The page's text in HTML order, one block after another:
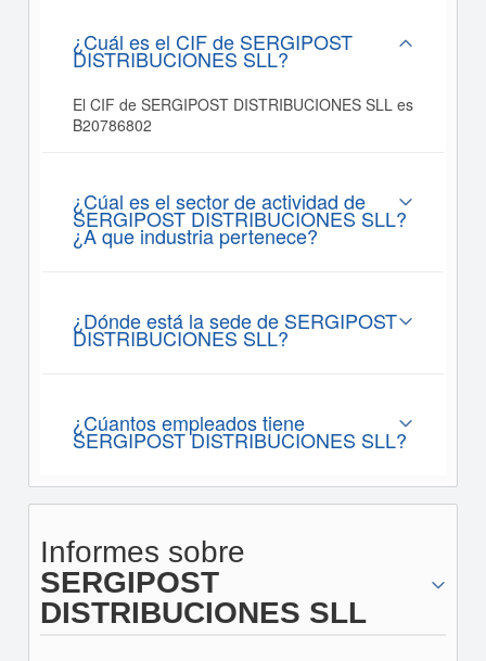
¿Cuál es el CIF de SERGIPOST
DISTRIBUCIONES SLL?
El CIF de SERGIPOST DISTRIBUCIONES SLL es
B20786802
¿Cúal es el sector de actividad de
SERGIPOST DISTRIBUCIONES SLL?
¿A que industria pertenece?
¿Dónde está la sede de SERGIPOST
DISTRIBUCIONES SLL?
¿Cúantos empleados tiene
SERGIPOST DISTRIBUCIONES SLL?
Informes sobre
SERGIPOST
DISTRIBUCIONES SLL